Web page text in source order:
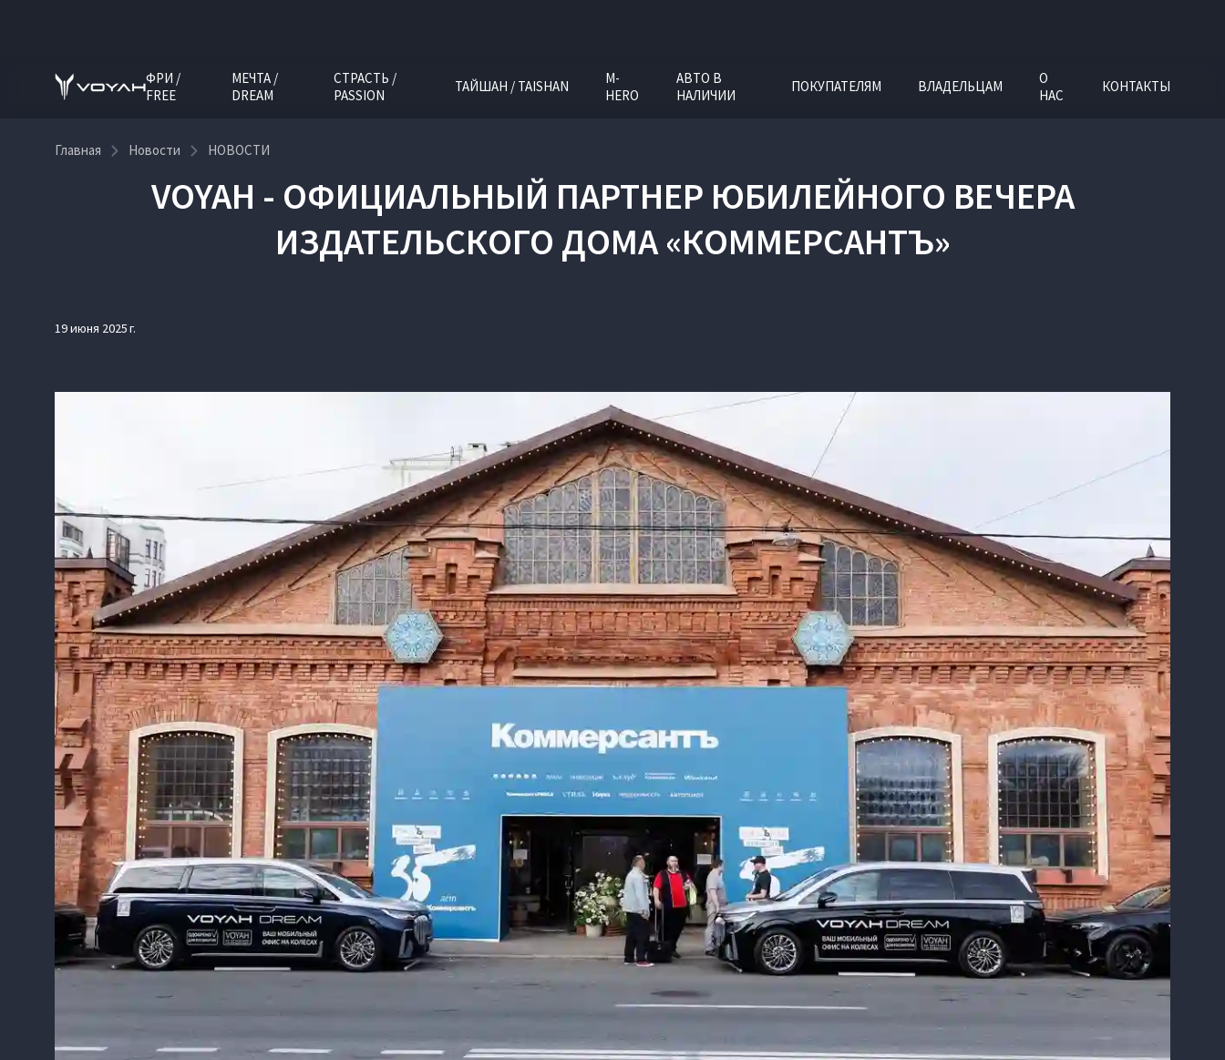
ФРИ /
FREE
МЕЧТА /
DREAM
СТРАСТЬ /
PASSION
ТАЙШАН / TAISHAN
M-
HERO
АВТО В
НАЛИЧИИ
ПОКУПАТЕЛЯМ ВЛАДЕЛЬЦАМ
О
НАС
КОНТАКТЫ
Главная Новости НОВОСТИ
VOYAH - ОФИЦИАЛЬНЫЙ ПАРТНЕР ЮБИЛЕЙНОГО ВЕЧЕРА
ИЗДАТЕЛЬСКОГО ДОМА «КОММЕРСАНТЪ»
19 июня 2025 г.